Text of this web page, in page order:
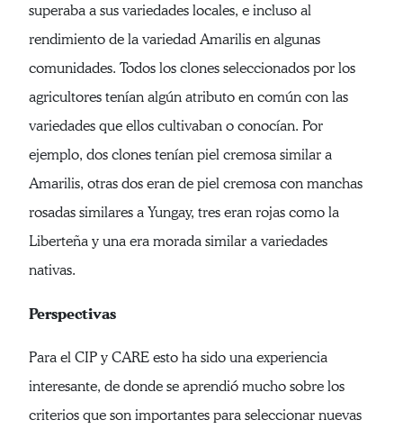
superaba a sus variedades locales, e incluso al
rendimiento de la variedad Amarilis en algunas
comunidades. Todos los clones seleccionados por los
agricultores tenían algún atributo en común con las
variedades que ellos cultivaban o conocían. Por
ejemplo, dos clones tenían piel cremosa similar a
Amarilis, otras dos eran de piel cremosa con manchas
rosadas similares a Yungay, tres eran rojas como la
Liberteña y una era morada similar a variedades
nativas.
Perspectivas
Para el CIP y CARE esto ha sido una experiencia
interesante, de donde se aprendió mucho sobre los
criterios que son importantes para seleccionar nuevas